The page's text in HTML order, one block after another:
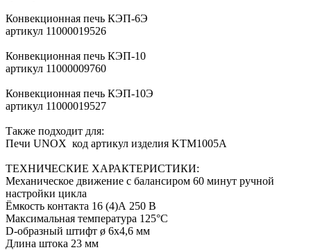
Конвекционная печь КЭП-6Э
артикул 11000019526
Конвекционная печь КЭП-10
артикул 11000009760
Конвекционная печь КЭП-10Э
артикул 11000019527
Также подходит для:
Печи UNOX код артикул изделия KTM1005A
ТЕХНИЧЕСКИЕ ХАРАКТЕРИСТИКИ:
Механическое движение с балансиром 60 минут ручной
настройки цикла
Ёмкость контакта 16 (4)А 250 В
Максимальная температура 125°C
D-образный штифт ø 6x4,6 мм
Длина штока 23 мм